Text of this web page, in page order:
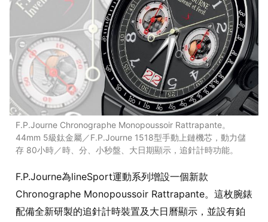
F.P.Journe Chronographe Monopoussoir Rattrapante。
44mm 5級鈦金屬／F.P.Journe 1518型手動上鏈機芯，動力儲
存 80小時／時、分、小秒盤、大日期顯示，追針計時功能。
F.P.Journe為lineSport運動系列增設一個新款
Chronographe Monopoussoir Rattrapante。這枚腕錶
配備全新研製的追針計時裝置及大日曆顯示，並設有鉑